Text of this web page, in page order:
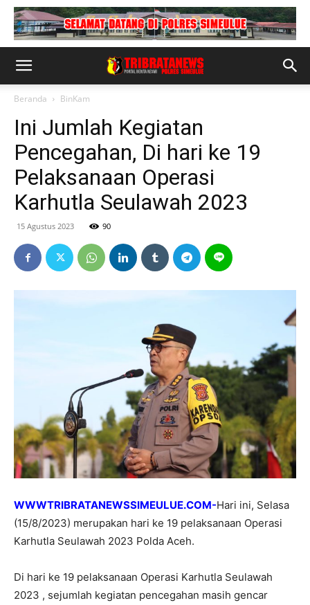
Beranda BinKam
Ini Jumlah Kegiatan
Pencegahan, Di hari ke 19
Pelaksanaan Operasi
Karhutla Seulawah 2023
15 Agustus 2023 90
WWWTRIBRATANEWSSIMEULUE.COM-Hari ini, Selasa
(15/8/2023) merupakan hari ke 19 pelaksanaan Operasi
Karhutla Seulawah 2023 Polda Aceh.
Di hari ke 19 pelaksanaan Operasi Karhutla Seulawah
2023 , sejumlah kegiatan pencegahan masih gencar